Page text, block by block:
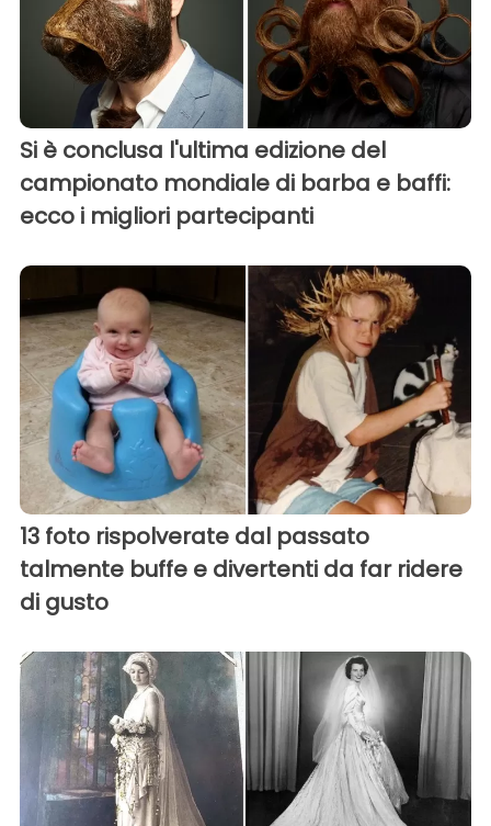
Si è conclusa l'ultima edizione del
campionato mondiale di barba e baffi:
ecco i migliori partecipanti
13 foto rispolverate dal passato
talmente buffe e divertenti da far ridere
di gusto